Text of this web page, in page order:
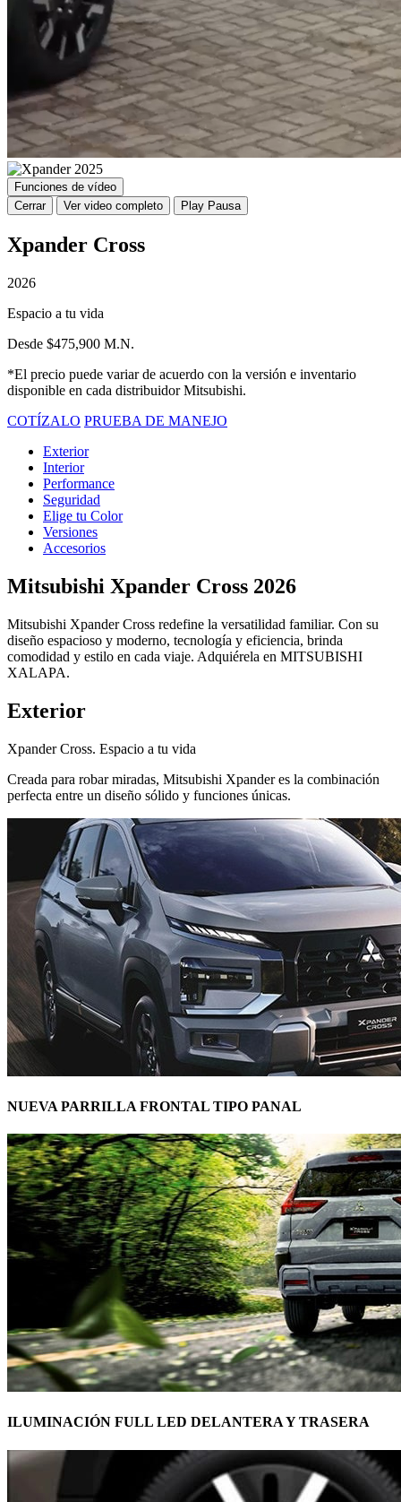
Funciones de vídeo
Cerrar
Ver video completo Play Pausa
Xpander Cross
2026
Espacio a tu vida
Desde $475,900 M.N.
*El precio puede variar de acuerdo con la versión e inventario
disponible en cada distribuidor Mitsubishi.
COTÍZALO PRUEBA DE MANEJO
Exterior
Interior
Performance
Seguridad
Elige tu Color
Versiones
Accesorios
Mitsubishi Xpander Cross 2026
Mitsubishi Xpander Cross redefine la versatilidad familiar. Con su
diseño espacioso y moderno, tecnología y eficiencia, brinda
comodidad y estilo en cada viaje. Adquiérela en MITSUBISHI
XALAPA.
Exterior
Xpander Cross. Espacio a tu vida
Creada para robar miradas, Mitsubishi Xpander es la combinación
perfecta entre un diseño sólido y funciones únicas.
NUEVA PARRILLA FRONTAL TIPO PANAL
ILUMINACIÓN FULL LED DELANTERA Y TRASERA